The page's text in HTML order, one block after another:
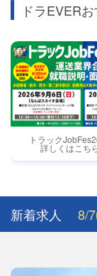
ドラEVER
トラック
詳しくはこち
新着求人 8/